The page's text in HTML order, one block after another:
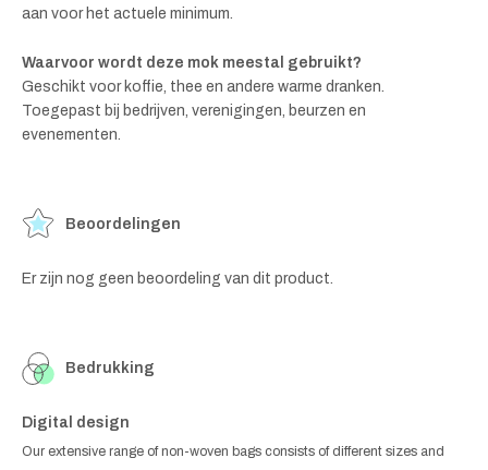
aan voor het actuele minimum.
Waarvoor wordt deze mok meestal gebruikt?
Geschikt voor koffie, thee en andere warme dranken.
Toegepast bij bedrijven, verenigingen, beurzen en
evenementen.
Beoordelingen
Er zijn nog geen beoordeling van dit product.
Bedrukking
Digital design
Our extensive range of non-woven bags consists of different sizes and